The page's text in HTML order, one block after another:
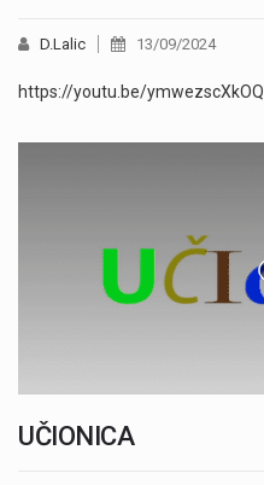
D.Lalic 13/09/2024
https://youtu.be/ymwezscXkOQ
UČIONICA